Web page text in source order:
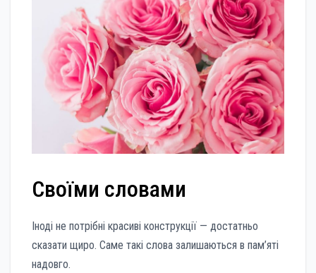
Своїми словами
Іноді не потрібні красиві конструкції — достатньо
сказати щиро. Саме такі слова залишаються в пам’яті
надовго.